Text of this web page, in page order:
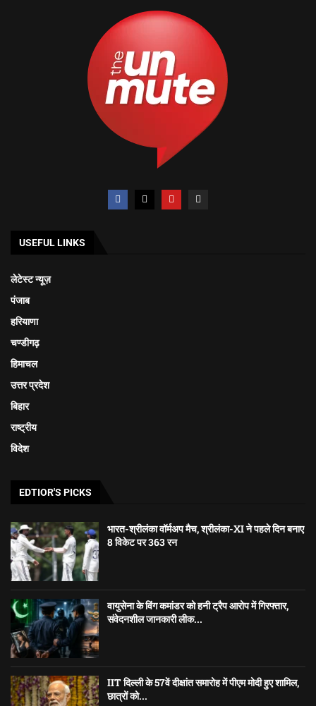
USEFUL LINKS
लेटेस्ट न्यूज़
पंजाब
हरियाणा
चण्डीगढ़
हिमाचल
उत्तर प्रदेश
बिहार
राष्ट्रीय
विदेश
EDTIOR'S PICKS
भारत-श्रीलंका वॉर्मअप मैच, श्रीलंका-XI ने पहले दिन बनाए
8 विकेट पर 363 रन
वायुसेना के विंग कमांडर को हनी ट्रैप आरोप में गिरफ्तार,
संवेदनशील जानकारी लीक...
IIT दिल्ली के 57वें दीक्षांत समारोह में पीएम मोदी हुए शामिल,
छात्रों को...